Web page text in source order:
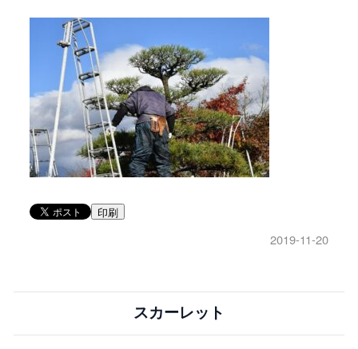
印刷
2019-11-20
スカーレット